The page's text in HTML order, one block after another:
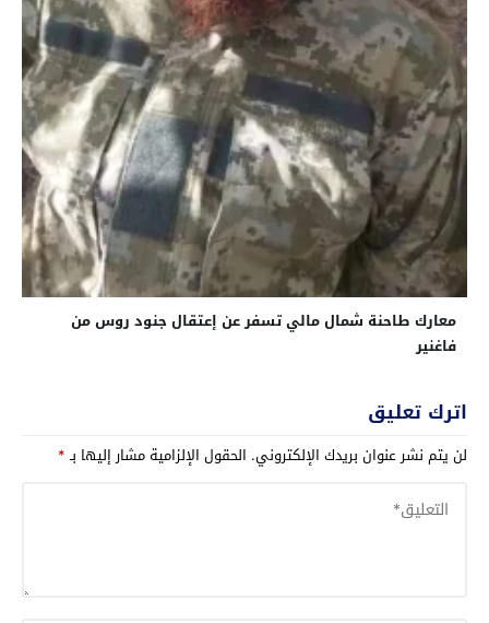
معارك طاحنة شمال مالي تسفر عن إعتقال جنود روس من
فاغنير
اترك تعليق
لن يتم نشر عنوان بريدك الإلكتروني. الحقول الإلزامية مشار إليها بـ*